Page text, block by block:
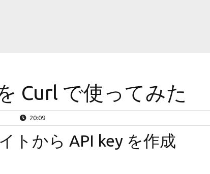
Curl で使ってみた
20:09
トから API key を作成